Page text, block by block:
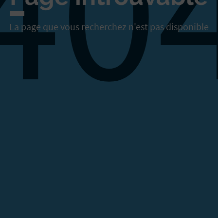
La page que vous recherchez n'est pas disponible